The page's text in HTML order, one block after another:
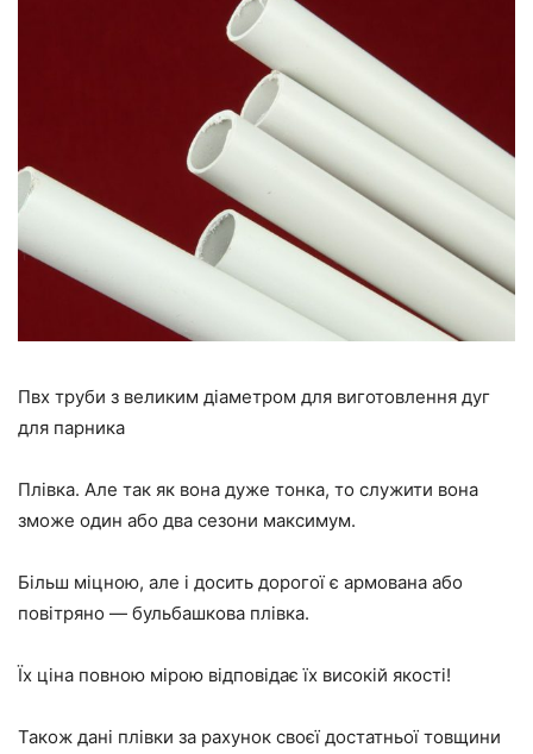
Пвх труби з великим діаметром для виготовлення дуг
для парника
Плівка. Але так як вона дуже тонка, то служити вона
зможе один або два сезони максимум.
Більш міцною, але і досить дорогої є армована або
повітряно — бульбашкова плівка.
Їх ціна повною мірою відповідає їх високій якості!
Також дані плівки за рахунок своєї достатньої товщини